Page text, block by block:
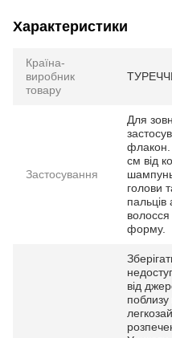
Характеристики
Країна-
виробник
товару
Застосування
Для
флакон.
см від
голови
пальців
волосся
форму.
від
поблизу